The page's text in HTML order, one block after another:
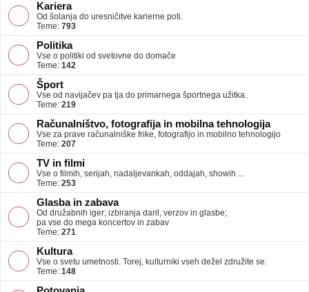
Kariera
Od šolanja do uresničitve karierne poti.
Teme: 793
Politika
Vse o politiki od svetovne do domače
Teme: 142
Šport
Vse od navijačev pa tja do primarnega športnega užitka.
Teme: 219
Računalništvo, fotografija in mobilna tehnologija
Vse za prave računalniške frike, fotografijo in mobilno tehnologijo
Teme: 207
TV in filmi
Vse o filmih, serijah, nadaljevankah, oddajah, showih ...
Teme: 253
Glasba in zabava
Od družabnih iger; izbiranja daril, verzov in glasbe;
pa vse do mega koncertov in zabav
Teme: 271
Kultura
Vse o svetu umetnosti. Torej, kulturniki vseh dežel združite se.
Teme: 148